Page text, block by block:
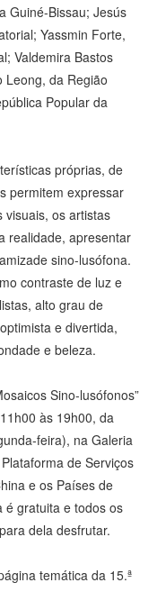
Guiné-Bissau; Jesús
Yassmin Forte,
Valdemira Bastos
Leong, da Região
Popular da
próprias, de
permitem expressar
visuais, os artistas
realidade, apresentar
sino-lusófona.
contraste de luz e
alto grau de
e divertida,
e beleza.
Sino-lusófonos”
às 19h00, da
feira), na Galeria
de Serviços
e os Países de
é gratuita e todos os
dela desfrutar.
temática da 15.ª